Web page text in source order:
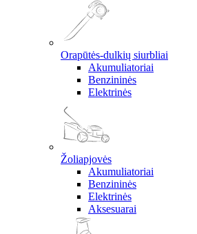
Orapūtės-dulkių siurbliai
Akumuliatoriai
Benzininės
Elektrinės
Žoliapjovės
Akumuliatoriai
Benzininės
Elektrinės
Aksesuarai